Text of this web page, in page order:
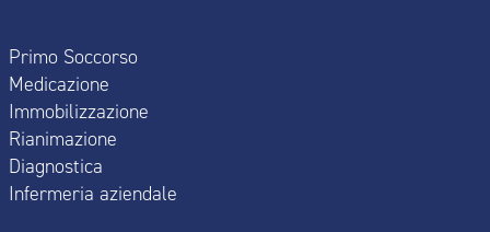
Primo Soccorso
Medicazione
Immobilizzazione
Rianimazione
Diagnostica
Infermeria aziendale